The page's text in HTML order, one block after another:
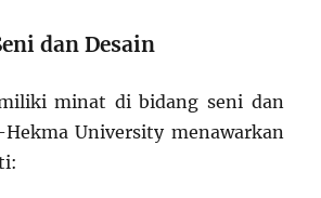
dan Desain
minat di bidang seni dan
University menawarkan